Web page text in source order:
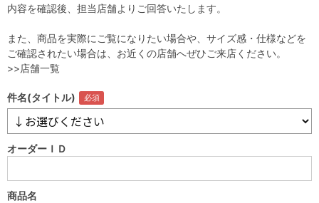
内容を確認後、担当店舗よりご回答いたします。
また、商品を実際にご覧になりたい場合や、サイズ感・仕様などを
ご確認されたい場合は、お近くの店舗へぜひご来店ください。
>>店舗一覧
件名(タイトル)
オーダーＩＤ
商品名